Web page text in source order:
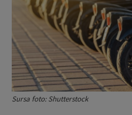
Sursa foto: Shutterstock